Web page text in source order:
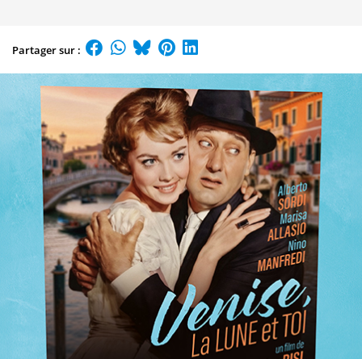
Partager sur :